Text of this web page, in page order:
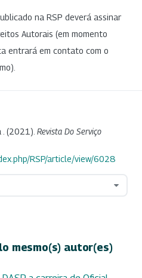
na RSP deverá assinar
Autorais (em momento
entrará em contato com o
(2021). Revista Do Serviço
RSP/article/view/6028
mesmo(s) autor(es)